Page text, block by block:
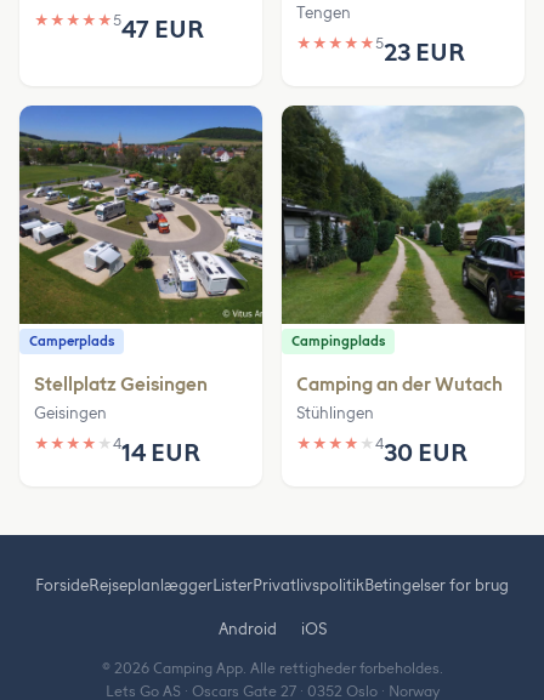
★ ★ ★ ★ ★547 EUR
Tengen
★ ★ ★ ★ ★523 EUR
Camperplads
Stellplatz Geisingen
Geisingen
★ ★ ★ ★ ★ 414 EUR
Campingplads
Camping an der Wutach
Stühlingen
★ ★ ★ ★ ★ 430 EUR
ForsideRejseplanlæggerListerPrivatlivspolitikBetingelser for brug
Android iOS
© 2026 Camping App. Alle rettigheder forbeholdes.
Lets Go AS · Oscars Gate 27 · 0352 Oslo · Norway